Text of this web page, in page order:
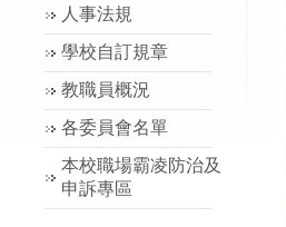
人事法規
學校自訂規章
教職員概況
各委員會名單
本校職場霸凌防治及
申訴專區